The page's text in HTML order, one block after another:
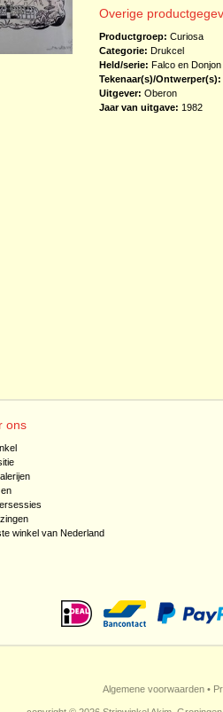
Overige
Productgroep: Curiosa
Categorie: Drukcel
Held/serie: Falco en Donjon
Tekenaar(s)/Ontwerper(s):
Uitgever: Oberon
Jaar van uitgave: 1982
ons
winkel van Nederland
Algemene voorwaarden •